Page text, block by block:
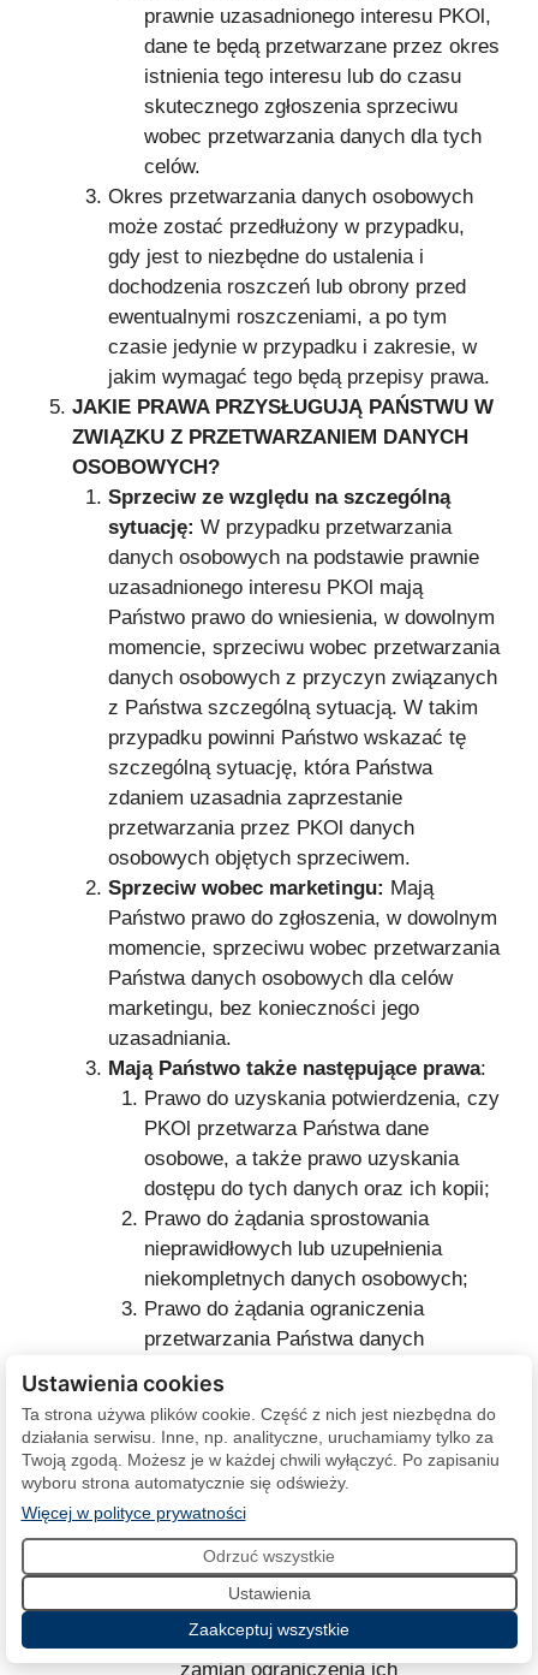
prawnie uzasadnionego interesu PKOl,
dane te będą przetwarzane przez okres
istnienia tego interesu lub do czasu
skutecznego zgłoszenia sprzeciwu
wobec przetwarzania danych dla tych
celów.
Okres przetwarzania danych osobowych
może zostać przedłużony w przypadku,
gdy jest to niezbędne do ustalenia i
dochodzenia roszczeń lub obrony przed
ewentualnymi roszczeniami, a po tym
czasie jedynie w przypadku i zakresie, w
jakim wymagać tego będą przepisy prawa.
JAKIE PRAWA PRZYSŁUGUJĄ PAŃSTWU W
ZWIĄZKU Z PRZETWARZANIEM DANYCH
OSOBOWYCH?
Sprzeciw ze względu na szczególną
sytuację: W przypadku przetwarzania
danych osobowych na podstawie prawnie
uzasadnionego interesu PKOl mają
Państwo prawo do wniesienia, w dowolnym
momencie, sprzeciwu wobec przetwarzania
danych osobowych z przyczyn związanych
z Państwa szczególną sytuacją. W takim
przypadku powinni Państwo wskazać tę
szczególną sytuację, która Państwa
zdaniem uzasadnia zaprzestanie
przetwarzania przez PKOl danych
osobowych objętych sprzeciwem.
Sprzeciw wobec marketingu: Mają
Państwo prawo do zgłoszenia, w dowolnym
momencie, sprzeciwu wobec przetwarzania
Państwa danych osobowych dla celów
marketingu, bez konieczności jego
uzasadniania.
Mają Państwo także następujące prawa:
Prawo do uzyskania potwierdzenia, czy
PKOl przetwarza Państwa dane
osobowe, a także prawo uzyskania
dostępu do tych danych oraz ich kopii;
Prawo do żądania sprostowania
nieprawidłowych lub uzupełnienia
niekompletnych danych osobowych;
Prawo do żądania ograniczenia
przetwarzania Państwa danych
osobowych, jeśli:
kwestionują Państwo prawidłowość
Państwa danych osobowych
przetwarzanych przez PKOl – na
okres pozwalający PKOl sprawdzić
prawidłowość tych danych;
przetwarzanie Państwa danych
osobowych jest niezgodne z
prawem, ale sprzeciwiają się
Państwo ich usunięciu żądając w
zamian ograniczenia ich
Ustawienia cookies
Ta strona używa plików cookie. Część z nich jest niezbędna do
działania serwisu. Inne, np. analityczne, uruchamiamy tylko za
Twoją zgodą. Możesz je w każdej chwili wyłączyć. Po zapisaniu
wyboru strona automatycznie się odświeży.
Więcej w polityce prywatności(otwiera się w nowej karcie)
Odrzuć wszystkie
Ustawienia
Zaakceptuj wszystkie